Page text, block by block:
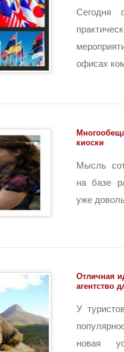
Сегодня
офисах
киоски
Мысль
на базе
уже
Отличная
агентство
У
новая